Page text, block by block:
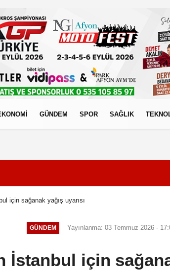
GÜNDEM SPOR SAĞLIK
için sağanak yağış uyarısı
GÜNDEM Yayınlanma: 03 Temmuz 2026 -
İstanbul için